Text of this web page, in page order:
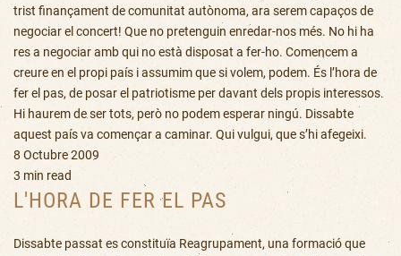
trist finançament de comunitat autònoma, ara serem capaços de
negociar el concert! Que no pretenguin enredar-nos més. No hi ha
res a negociar amb qui no està disposat a fer-ho. Comencem a
creure en el propi país i assumim que si volem, podem. És l’hora de
fer el pas, de posar el patriotisme per davant dels propis interessos.
Hi haurem de ser tots, però no podem esperar ningú. Dissabte
aquest país va començar a caminar. Qui vulgui, que s’hi afegeixi.
8 Octubre 2009
3 min read
L'HORA DE FER EL PAS
Dissabte passat es constituïa Reagrupament, una formació que